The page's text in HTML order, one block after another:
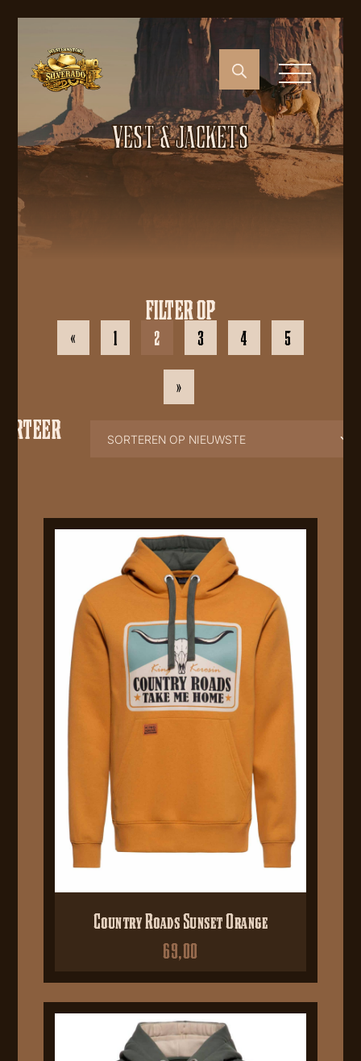
VEST & JACKETS
FILTER OP
« 1 2 3 4 5
»
Country Roads Sunset Orange
69,00